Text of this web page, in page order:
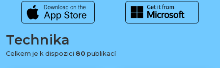
Technika
Celkem je k dispozici 80 publikací